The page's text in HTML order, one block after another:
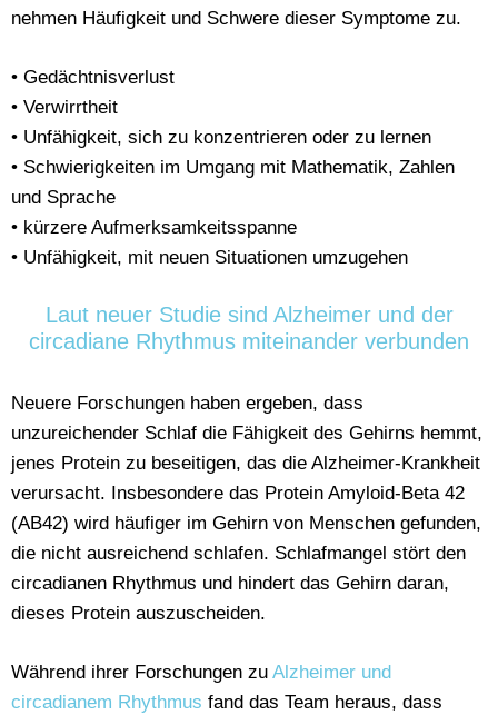
nehmen Häufigkeit und Schwere dieser Symptome zu.
• Gedächtnisverlust
• Verwirrtheit
• Unfähigkeit, sich zu konzentrieren oder zu lernen
• Schwierigkeiten im Umgang mit Mathematik, Zahlen
und Sprache
• kürzere Aufmerksamkeitsspanne
• Unfähigkeit, mit neuen Situationen umzugehen
Laut neuer Studie sind Alzheimer und der
circadiane Rhythmus miteinander verbunden
Neuere Forschungen haben ergeben, dass
unzureichender Schlaf die Fähigkeit des Gehirns hemmt,
jenes Protein zu beseitigen, das die Alzheimer-Krankheit
verursacht. Insbesondere das Protein Amyloid-Beta 42
(AB42) wird häufiger im Gehirn von Menschen gefunden,
die nicht ausreichend schlafen. Schlafmangel stört den
circadianen Rhythmus und hindert das Gehirn daran,
dieses Protein auszuscheiden.
Während ihrer Forschungen zu Alzheimer und
circadianem Rhythmus fand das Team heraus, dass